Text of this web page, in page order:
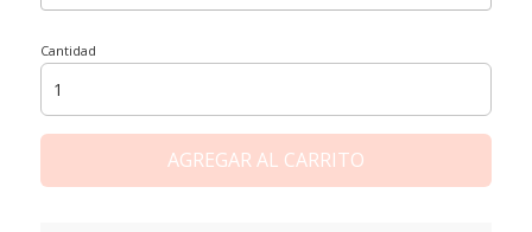
Cantidad
AGREGAR AL CARRITO